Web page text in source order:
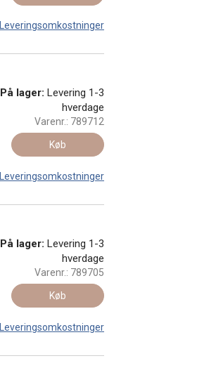
Leveringsomkostninger
På lager: Levering 1-3
hverdage
Varenr.: 789712
Køb
Leveringsomkostninger
På lager: Levering 1-3
hverdage
Varenr.: 789705
Køb
Leveringsomkostninger